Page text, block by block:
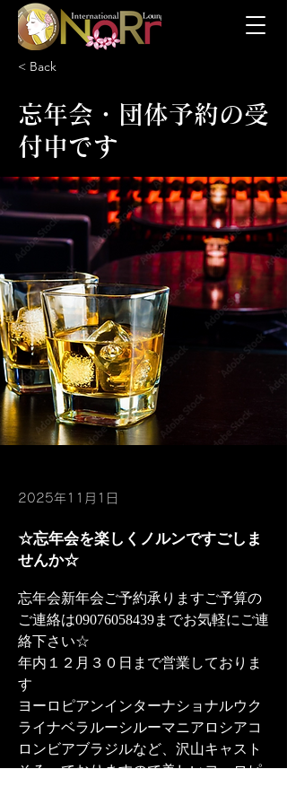
< Back
忘年会・団体予約の受
付中です
2025年11月1日
☆忘年会を楽しくノルンですごしま
せんか☆
忘年会新年会ご予約承りますご予算の
ご連絡は09076058439までお気軽にご連
絡下さい☆
年内１２月３０日まで営業しておりま
す
ヨーロピアンインターナショナルウク
ライナベラルーシルーマニアロシアコ
ロンビアブラジルなど、沢山キャスト
そろっておりますので美しいヨーロピ